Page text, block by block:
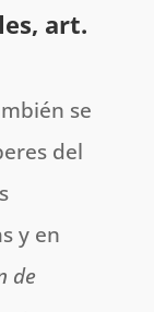
art.
se
del
y en
de